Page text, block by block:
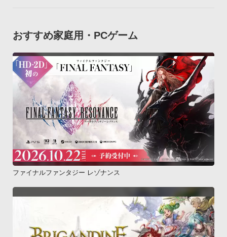
おすすめ家庭用・PCゲーム
ファイナルファンタジー レゾナンス